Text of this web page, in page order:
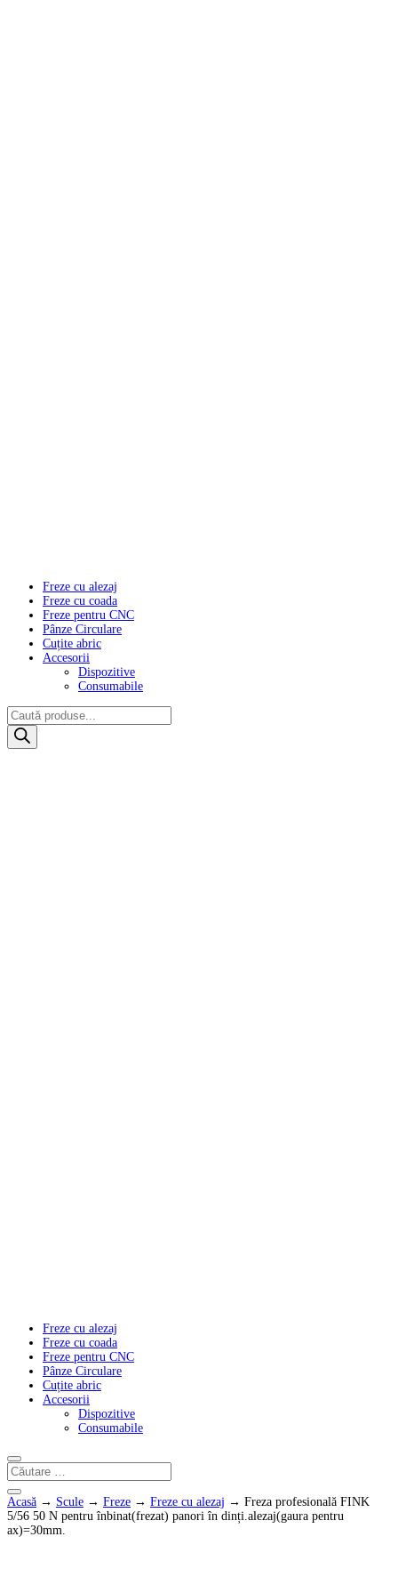
Freze cu alezaj
Freze cu coada
Freze pentru CNC
Pânze Circulare
Cuțite abric
Accesorii
Dispozitive
Consumabile
Products
search
Freze cu alezaj
Freze cu coada
Freze pentru CNC
Pânze Circulare
Cuțite abric
Accesorii
Dispozitive
Consumabile
Acasă → Scule → Freze → Freze cu alezaj → Freza profesională FINK
5/56 50 N pentru înbinat(frezat) panori în dinți.alezaj(gaura pentru
ax)=30mm.